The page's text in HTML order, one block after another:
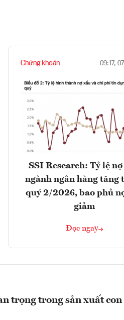
Chứng khoán 09:17,
SSI Research: Tỷ lệ
ngành ngân hàng tăng
quý 2/2026, bao phủ
giảm
Đọc ngay
trọng trong sản xuất con